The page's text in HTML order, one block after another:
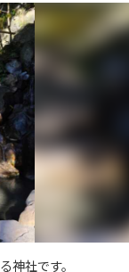
神社です。